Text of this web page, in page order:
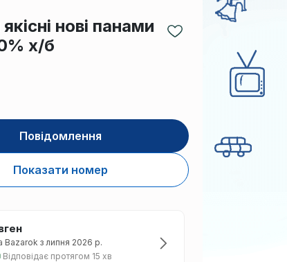
нові панами
х/б
Повідомлення
Показати номер
Bazarok з липня 2026 р.
Відповідає протягом 15 хв